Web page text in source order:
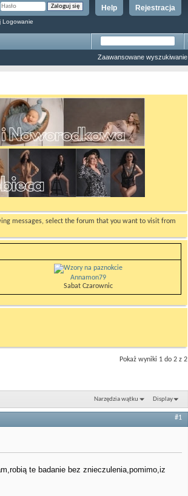
Rejestracja
Help
Logowanie
Zaawansowane wyszukiwanie
messages, select the forum that you want to visit from
Annamon79
Sabat Czarownic
Pokaż wyniki 1 do 2 z 2
Narzędzia wątku Display
#1
te badanie bez znieczulenia,pomimo,iz